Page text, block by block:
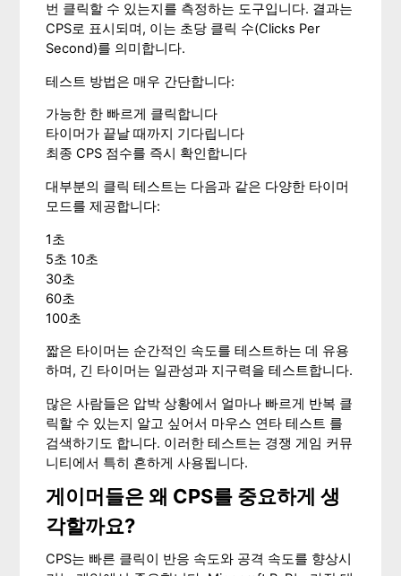
번 클릭할 수 있는지를 측정하는 도구입니다. 결과는
CPS로 표시되며, 이는 초당 클릭 수(Clicks Per
Second)를 의미합니다.
테스트 방법은 매우 간단합니다:
가능한 한 빠르게 클릭합니다
타이머가 끝날 때까지 기다립니다
최종 CPS 점수를 즉시 확인합니다
대부분의 클릭 테스트는 다음과 같은 다양한 타이머
모드를 제공합니다:
1초
5초 10초
30초
60초
100초
짧은 타이머는 순간적인 속도를 테스트하는 데 유용
하며, 긴 타이머는 일관성과 지구력을 테스트합니다.
많은 사람들은 압박 상황에서 얼마나 빠르게 반복 클
릭할 수 있는지 알고 싶어서 마우스 연타 테스트 를
검색하기도 합니다. 이러한 테스트는 경쟁 게임 커뮤
니티에서 특히 흔하게 사용됩니다.
게이머들은 왜 CPS를 중요하게 생
각할까요?
CPS는 빠른 클릭이 반응 속도와 공격 속도를 향상시